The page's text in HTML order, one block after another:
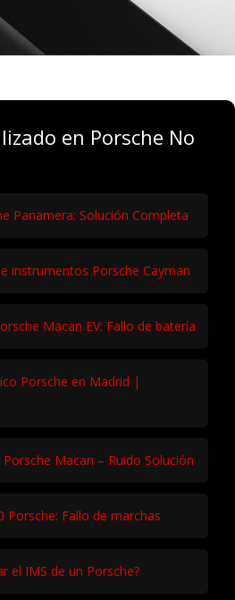
en Porsche No
Panamera: Solución Completa
instrumentos Porsche Cayman
Macan EV: Fallo de batería
Porsche en Madrid |
Macan – Ruido Solución
Porsche: Fallo de marchas
el IMS de un Porsche?